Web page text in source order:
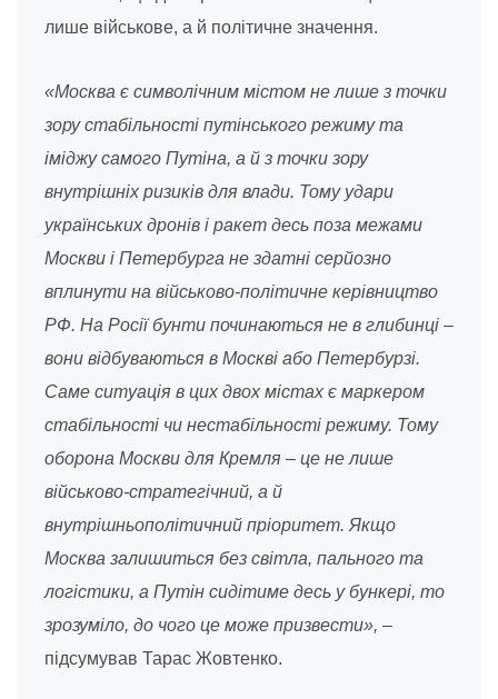
лише військове, а й політичне значення.
«Москва є символічним містом не лише з точки
зору стабільності путінського режиму та
іміджу самого Путіна, а й з точки зору
внутрішніх ризиків для влади. Тому удари
українських дронів і ракет десь поза межами
Москви і Петербурга не здатні серйозно
вплинути на військово-політичне керівництво
РФ. На Росії бунти починаються не в глибинці –
вони відбуваються в Москві або Петербурзі.
Саме ситуація в цих двох містах є маркером
стабільності чи нестабільності режиму. Тому
оборона Москви для Кремля – це не лише
військово-стратегічний, а й
внутрішньополітичний пріоритет. Якщо
Москва залишиться без світла, пального та
логістики, а Путін сидітиме десь у бункері, то
зрозуміло, до чого це може призвести», –
підсумував Тарас Жовтенко.